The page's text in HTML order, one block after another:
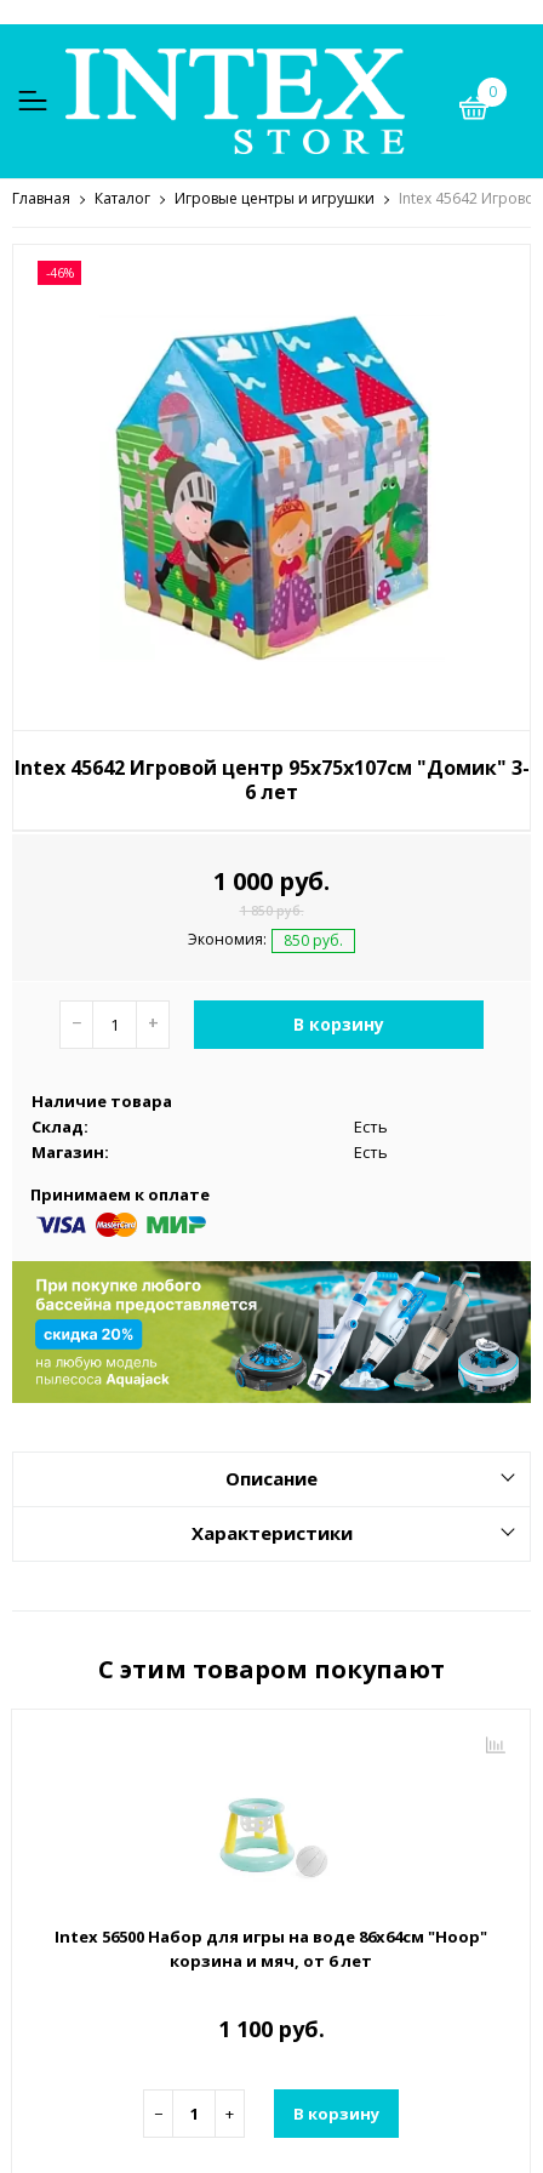
0
Главная Каталог Игровые центры и игрушки Intex 45642
-46%
Intex 45642 Игровой центр 95х75х107см "Домик" 3-
6 лет
1 000 руб.
1 850 руб.
Экономия: 850 руб.
− + В корзину
Наличие товара
Склад:
Есть
Магазин:
Есть
Принимаем к оплате
Описание
Характеристики
С этим товаром покупают
Intex 56500 Набор для игры на воде 86х64см "Hoop"
корзина и мяч, от 6 лет
1 100 руб.
− + В корзину